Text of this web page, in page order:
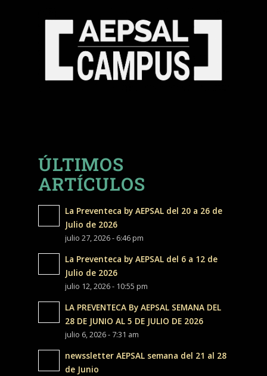
ÚLTIMOS
ARTÍCULOS
La Preventeca by AEPSAL del 20 a 26 de
Julio de 2026
julio 27, 2026 - 6:46 pm
La Preventeca by AEPSAL del 6 a 12 de
Julio de 2026
julio 12, 2026 - 10:55 pm
LA PREVENTECA By AEPSAL SEMANA DEL
28 DE JUNIO AL 5 DE JULIO DE 2026
julio 6, 2026 - 7:31 am
newssletter AEPSAL semana del 21 al 28
de Junio